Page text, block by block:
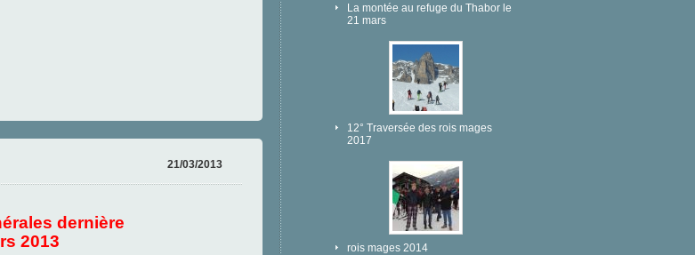
La montée au refuge du Thabor le
21 mars
12° Traversée des rois mages
2017
rois mages 2014
21/03/2013
dernière
2013